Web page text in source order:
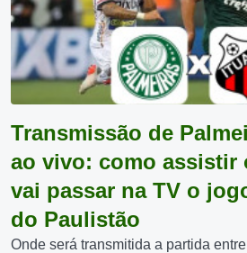
Transmissão de
ao vivo: como assistir
vai passar na TV o
do Paulistão
Onde será transmitida a partida